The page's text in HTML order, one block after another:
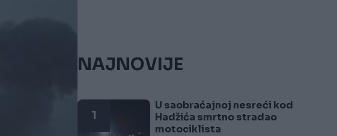
NAJNOVIJE
1
U saobraćajnoj nesreći kod
Hadžića smrtno stradao
motociklista